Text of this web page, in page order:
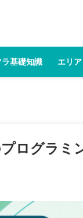
ラ基礎知識 エリア
プログラ